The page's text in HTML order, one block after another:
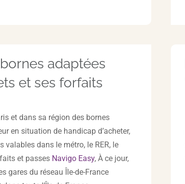
adaptées
et ses forfaits
et dans sa région des bornes
en situation de handicap d’acheter,
dans le métro, le RER, le
et passes Navigo Easy, À ce jour,
gares du réseau Île-de-France